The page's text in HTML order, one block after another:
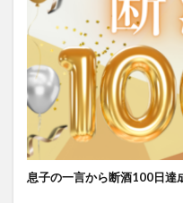
息子の一言から断酒100日達